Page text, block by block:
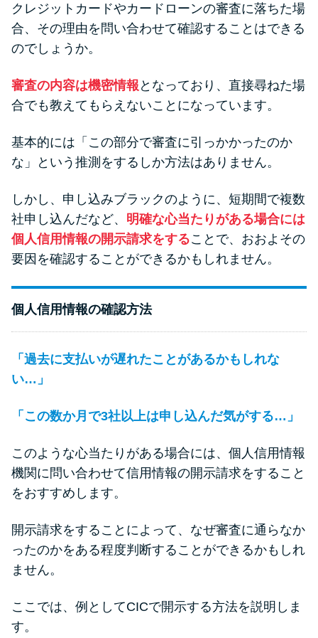
クレジットカードやカードローンの審査に落ちた場
合、その理由を問い合わせて確認することはできる
のでしょうか。
審査の内容は機密情報 となっており、直接尋ねた場
合でも教えてもらえないことになっています。
基本的には「この部分で審査に引っかかったのか
な」という推測をするしか方法はありません。
しかし、申し込みブラックのように、短期間で複数
社申し込んだなど、 明確な心当たりがある場合には
個人信用情報の開示請求をすることで、おおよその
要因を確認することができるかもしれません。
個人信用情報の確認方法
「過去に支払いが遅れたことがあるかもしれな
い…」
「この数か月で3社以上は申し込んだ気がする…」
このような心当たりがある場合には、個人信用情報
機関に問い合わせて信用情報の開示請求をすること
をおすすめします。
開示請求をすることによって、なぜ審査に通らなか
ったのかをある程度判断することができるかもしれ
ません。
ここでは、例としてCICで開示する方法を説明しま
す。